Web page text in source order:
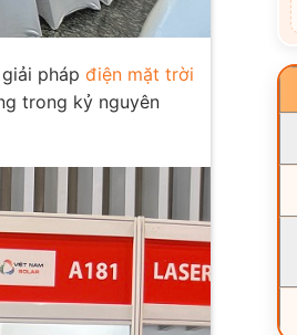
pháp điện mặt trời
trong kỷ nguyên